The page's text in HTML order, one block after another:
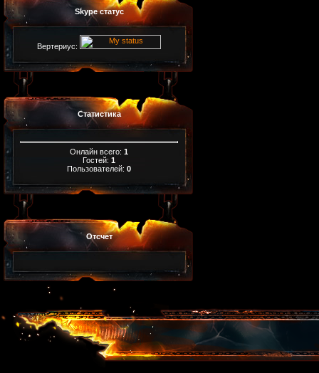
Skype статус
Вертериус:
Статистика
Онлайн всего: 1
Гостей: 1
Пользователей: 0
Отсчет